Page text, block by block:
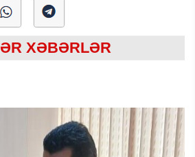
XƏBƏRLƏR